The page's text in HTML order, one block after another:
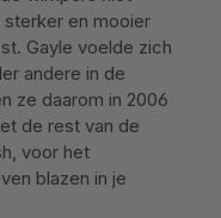
en mooier
Gayle voelde zich
andere in de
ze daarom in 2006
de rest van de
voor het
blazen in je